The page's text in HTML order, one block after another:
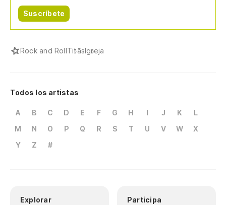
Suscríbete
Rock and RollTitãsIgreja
Todos los artistas
A B C D E F G H I J K
L
M
N O P Q R S T U V W
X
Y
Z #
Explorar Participa